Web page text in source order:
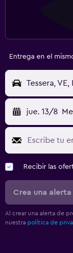
Entrega en el
Tessera, VE,
jue. 13/8
Recibir las
Crea una
Al crear una alerta de
nuestra política de